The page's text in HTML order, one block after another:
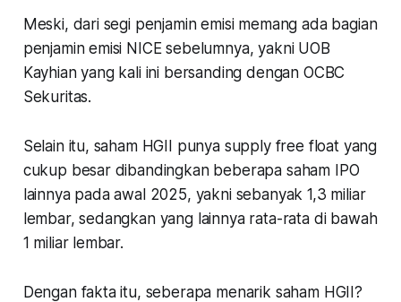
Meski, dari segi penjamin emisi memang ada bagian
penjamin emisi NICE sebelumnya, yakni UOB
Kayhian yang kali ini bersanding dengan OCBC
Sekuritas.
Selain itu, saham HGII punya supply free float yang
cukup besar dibandingkan beberapa saham IPO
lainnya pada awal 2025, yakni sebanyak 1,3 miliar
lembar, sedangkan yang lainnya rata-rata di bawah
1 miliar lembar.
Dengan fakta itu, seberapa menarik saham HGII?